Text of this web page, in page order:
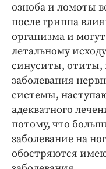
озноба и ломоты
после гриппа
организма и
летальному
синуситы, отиты,
заболевания
системы,
адекватного
потому, что
заболевание на
обостряются